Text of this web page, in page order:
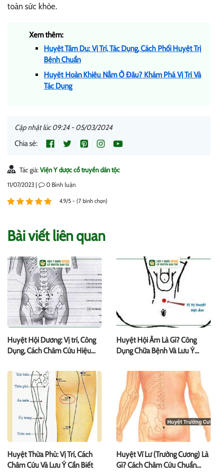
toàn sức khỏe.
Xem thêm:
Huyệt Tâm Du: Vị Trí, Tác Dụng, Cách Phối Huyệt Trị
Bệnh Chuẩn
Huyệt Hoàn Khiêu Nằm Ở Đâu? Khám Phá Vị Trí Và
Tác Dụng
Cập nhật lúc 09:24 - 05/03/2024
Chia sẻ:
Tác giả: Viện Y dược cổ truyền dân tộc
11/07/2023 | 0 Bình luận
4.9/5 - (7 bình chọn)
Bài viết liên quan
Huyệt Hội Dương: Vị trí, Công
Dụng, Cách Châm Cứu Hiệu
Huyệt Hội Âm Là Gì? Công
Dụng Chữa Bệnh Và Lưu Ý
Huyệt Thừa Phù: Vị Trí, Cách
Châm Cứu Và Lưu Ý Cần Biết
Huyệt Vĩ Lư (Trường Cương) Là
Gì? Cách Châm Cứu Chuẩn